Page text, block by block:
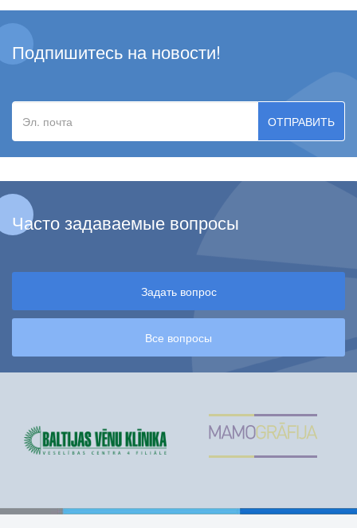
Подпишитесь на новости!
Эл.
почта
Часто задаваемые вопросы
Задать вопрос
Все вопросы